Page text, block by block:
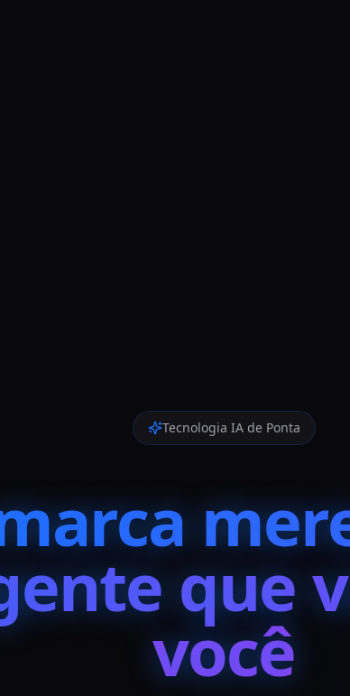
Tecnologia IA de Ponta
que
você